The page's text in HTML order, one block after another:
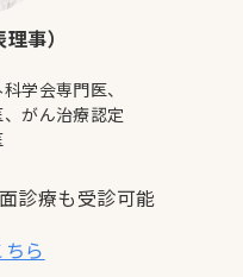
事）
学会専門医、
がん治療認定
診療も受診可能
ら